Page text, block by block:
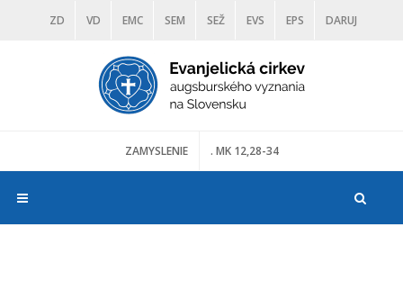
ZD VD EMC SEM SEŽ EVS EPS DARUJ
DIAKONIA ŠKOLY TRANOSCIUS
ZAMYSLENIE . MK 12,28-34